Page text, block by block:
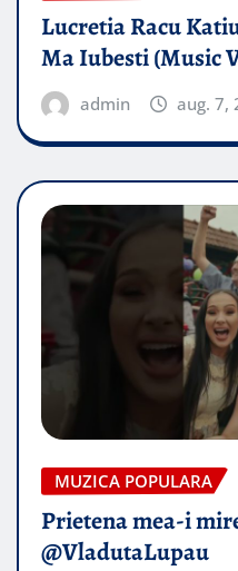
Lucretia Racu
Ma Iubesti (Music
admin aug. 7,
MUZICA POPULARA
Prietena mea-i
@VladutaLupau